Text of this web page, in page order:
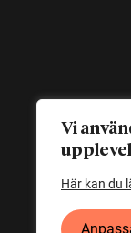
Vi
Här kan du